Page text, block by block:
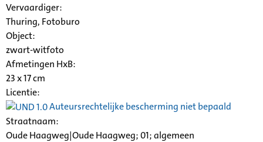
Vervaardiger:
Thuring, Fotoburo
Object:
zwart-witfoto
Afmetingen HxB:
23 x 17 cm
Licentie:
Auteursrechtelijke bescherming niet bepaald
Straatnaam:
Oude Haagweg|Oude Haagweg; 01; algemeen